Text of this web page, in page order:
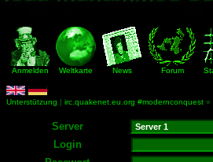
Anmelden Weltkarte News Forum
Unterstützung | irc.quakenet.eu.org #modernconquest »
Server
Login